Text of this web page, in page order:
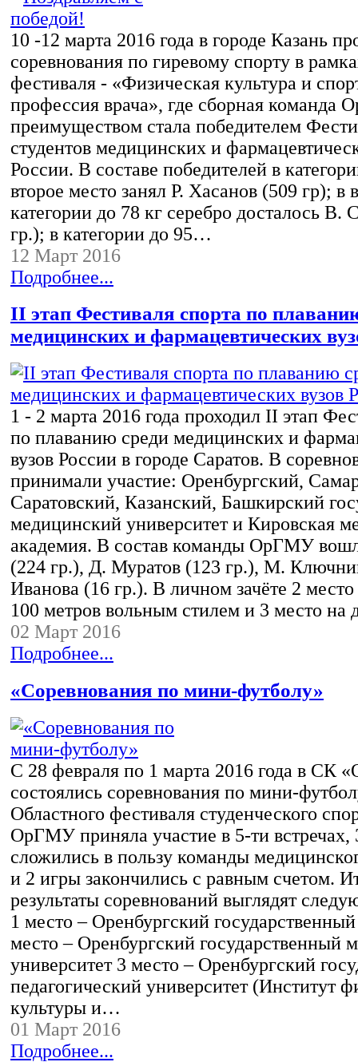
10 -12 марта 2016 года в городе Казань
соревнования по гиревому спорту в
фестиваля - «Физическая культура и
профессия врача», где сборная
преимуществом стала победителем
студентов медицинских и
России. В составе победителей в
второе место занял Р. Хасанов (509 гр); в
категории до 78 кг серебро досталось В.
гр.); в категории до 95…
12 Март 2016
Подробнее...
II этап Фестиваля спорта по
медицинских и фармацевтических
1 - 2 марта 2016 года проходил II этап
по плаванию среди медицинских и
вузов России в городе Саратов. В
принимали участие: Оренбургский,
Саратовский, Казанский, Башкирский
медицинский университет и Кировская
академия. В состав команды ОрГМУ
(224 гр.), Д. Муратов (123 гр.), М.
Иванова (16 гр.). В личном зачёте 2
100 метров вольным стилем и 3 место
02 Март 2016
Подробнее...
«Соревнования по мини-футболу»
С 28 февраля по 1 марта 2016 года в СК
состоялись соревнования по мини-
Областного фестиваля студенческого
ОрГМУ приняла участие в 5-ти встречах,
сложились в пользу команды
и 2 игры закончились с равным счетом.
результаты соревнований выглядят
1 место – Оренбургский
место – Оренбургский государственный
университет 3 место – Оренбургский
педагогический университет (Институт
культуры и…
01 Март 2016
Подробнее...